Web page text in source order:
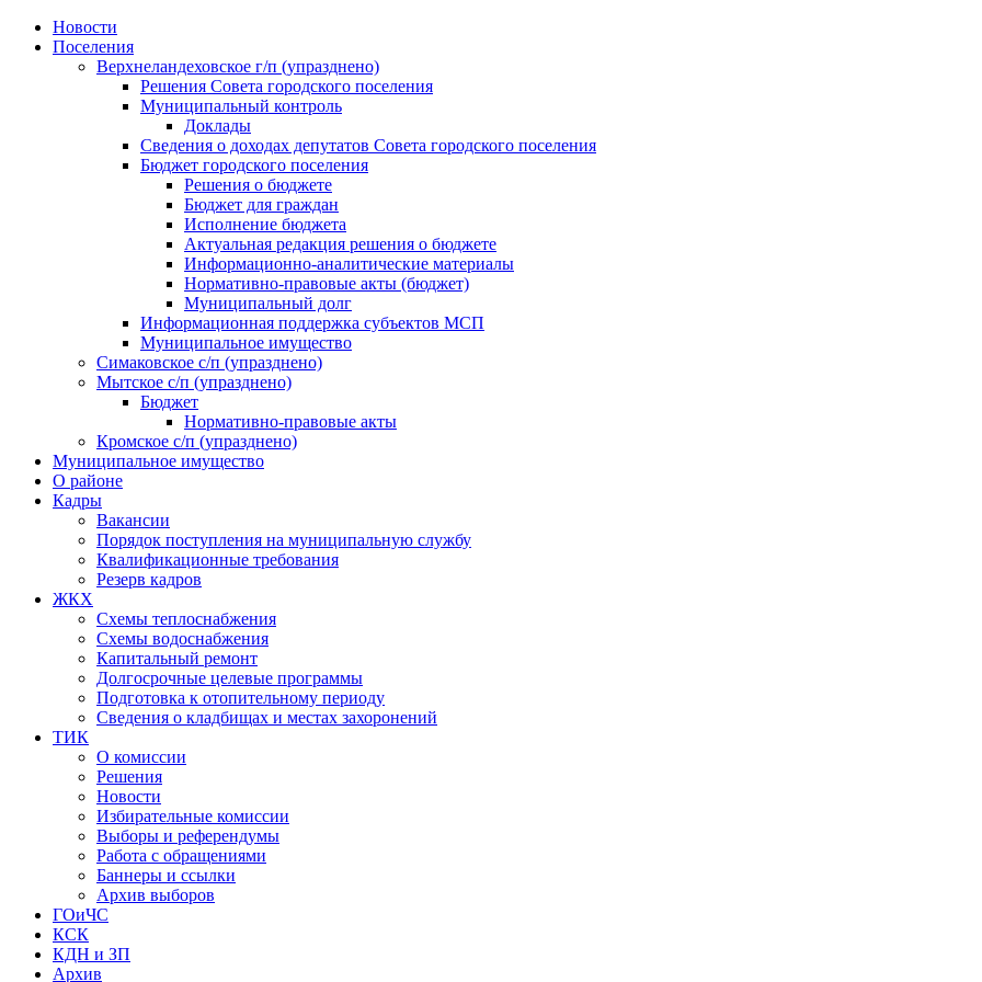
Skip
Новости
Поселения
Верхнеландеховское г/п (упразднено)
Решения Совета городского поселения
Муниципальный контроль
Доклады
Сведения о доходах депутатов Совета городского поселения
Бюджет городского поселения
Решения о бюджете
Бюджет для граждан
Исполнение бюджета
Актуальная редакция решения о бюджете
Информационно-аналитические материалы
Нормативно-правовые акты (бюджет)
Муниципальный долг
Информационная поддержка субъектов МСП
Муниципальное имущество
Симаковское с/п (упразднено)
Мытское с/п (упразднено)
Бюджет
Нормативно-правовые акты
Кромское с/п (упразднено)
Муниципальное имущество
О районе
Кадры
Вакансии
Порядок поступления на муниципальную службу
Квалификационные требования
Резерв кадров
ЖКХ
Схемы теплоснабжения
Схемы водоснабжения
Капитальный ремонт
Долгосрочные целевые программы
Подготовка к отопительному периоду
Сведения о кладбищах и местах захоронений
ТИК
О комиссии
Решения
Новости
Избирательные комиссии
Выборы и референдумы
Работа с обращениями
Баннеры и ссылки
Архив выборов
ГОиЧС
КСК
КДН и ЗП
Архив